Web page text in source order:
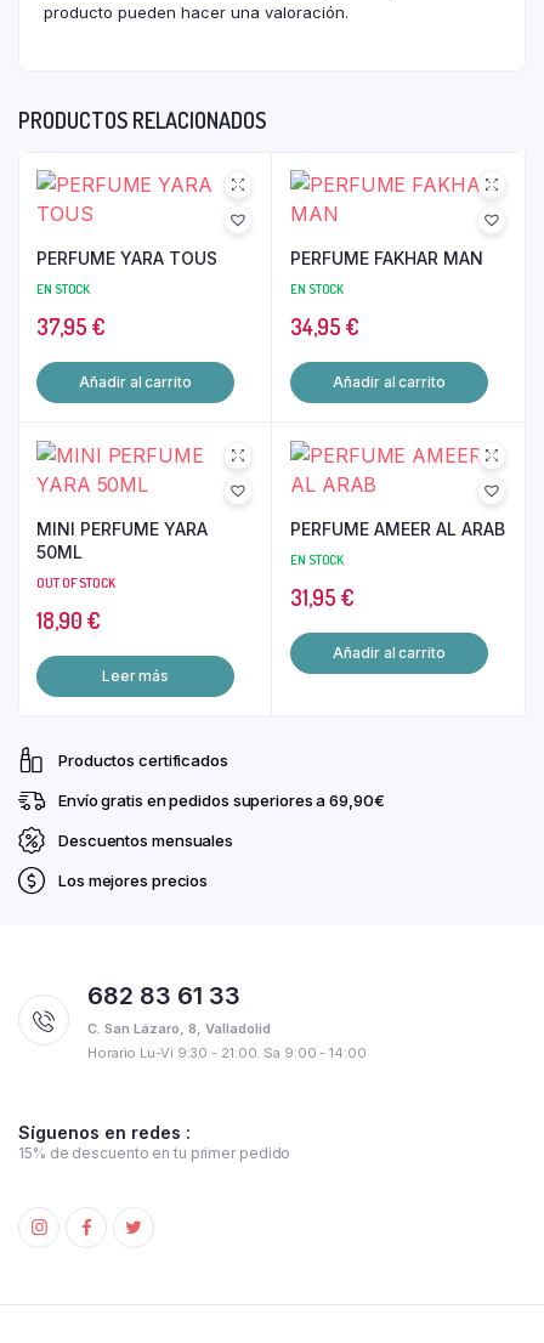
producto pueden hacer una valoración.
PRODUCTOS RELACIONADOS
PERFUME YARA TOUS
EN STOCK
37,95 €
Añadir al carrito
PERFUME FAKHAR MAN
EN STOCK
34,95 €
Añadir al carrito
MINI PERFUME YARA
50ML
OUT OF STOCK
18,90 €
Leer más
PERFUME AMEER AL ARAB
EN STOCK
31,95 €
Añadir al carrito
Productos certificados
Envío gratis en pedidos superiores a 69,90€
Descuentos mensuales
Los mejores precios
682 83 61 33
C. San Lázaro, 8, Valladolid
Horario Lu-Vi 9:30 - 21:00. Sa 9:00 - 14:00
Síguenos en redes :
15% de descuento en tu primer pedido